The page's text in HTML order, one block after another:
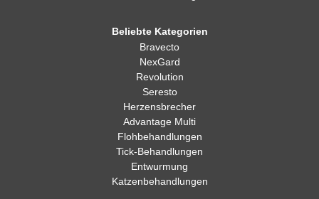
Beliebte Kategorien
Bravecto
NexGard
Revolution
Seresto
Herzensbrecher
Advantage Multi
Flohbehandlungen
Tick-Behandlungen
Entwurmung
Katzenbehandlungen